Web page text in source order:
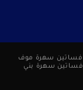
فساتين سهرة موف
فساتين سهرة بني